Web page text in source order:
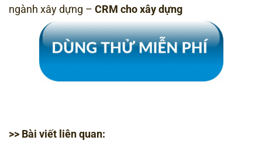
ngành xây dựng – CRM cho xây dựng
>> Bài viết liên quan: